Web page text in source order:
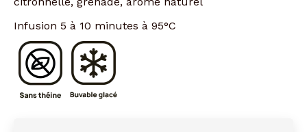
Infusion 5 à 10 minutes à 95°C